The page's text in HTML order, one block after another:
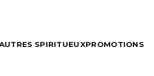
SPIRITUEUXPROMOTIONS